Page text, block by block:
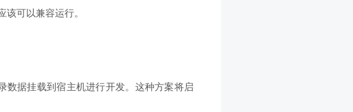
该可以兼容运行。
数据挂载到宿主机进行开发。这种方案将启